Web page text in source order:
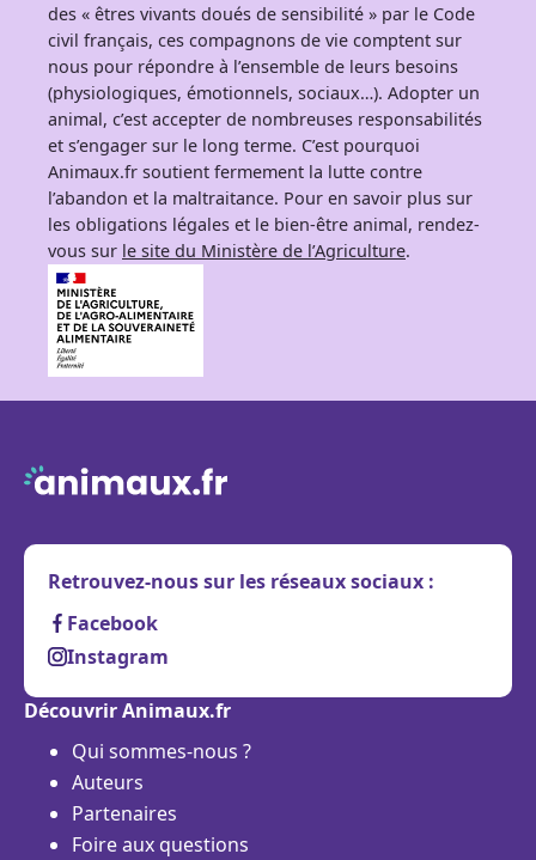
des « êtres vivants doués de sensibilité » par le Code
civil français, ces compagnons de vie comptent sur
nous pour répondre à l’ensemble de leurs besoins
(physiologiques, émotionnels, sociaux…). Adopter un
animal, c’est accepter de nombreuses responsabilités
et s’engager sur le long terme. C’est pourquoi
Animaux.fr soutient fermement la lutte contre
l’abandon et la maltraitance. Pour en savoir plus sur
les obligations légales et le bien-être animal, rendez-
vous sur le site du Ministère de l’Agriculture.
Retrouvez-nous sur les réseaux sociaux :
Facebook
Instagram
Découvrir Animaux.fr
Qui sommes-nous ?
Auteurs
Partenaires
Foire aux questions